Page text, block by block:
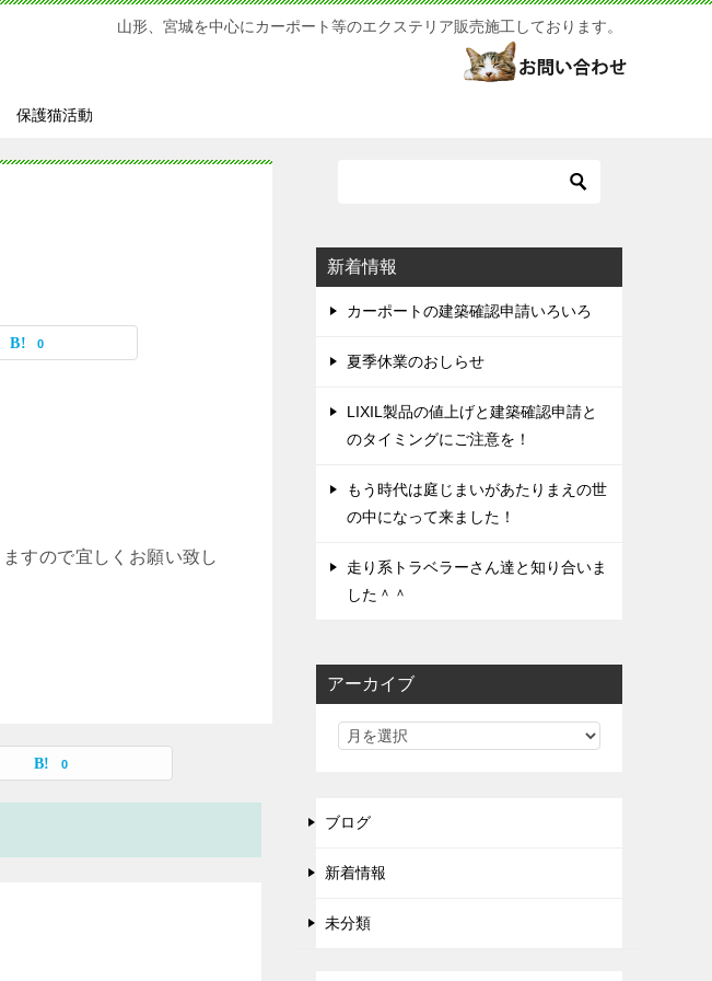
山形、宮城を中心にカーポート等のエクステリア販売施工しております。
保護猫活動
0
すので宜しくお願い致し
0
新着情報
カーポートの建築確認申請いろいろ
夏季休業のおしらせ
LIXIL製品の値上げと建築確認申請と
のタイミングにご注意を！
もう時代は庭じまいがあたりまえの世
の中になって来ました！
走り系トラベラーさん達と知り合いま
した＾＾
アーカイブ
ブログ
新着情報
未分類